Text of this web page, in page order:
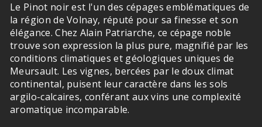
Le Pinot noir est l'un des cépages emblématiques de
la région de Volnay, réputé pour sa finesse et son
élégance. Chez Alain Patriarche, ce cépage noble
trouve son expression la plus pure, magnifié par les
conditions climatiques et géologiques uniques de
Meursault. Les vignes, bercées par le doux climat
continental, puisent leur caractère dans les sols
argilo-calcaires, conférant aux vins une complexité
aromatique incomparable.